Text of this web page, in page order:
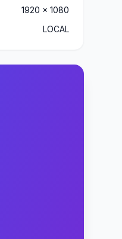
1920 x 1080
LOCAL